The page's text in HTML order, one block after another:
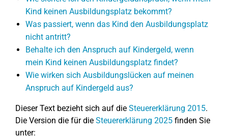
Kind keinen Ausbildungsplatz bekommt?
Was passiert, wenn das Kind den Ausbildungsplatz
nicht antritt?
Behalte ich den Anspruch auf Kindergeld, wenn
mein Kind keinen Ausbildungsplatz findet?
Wie wirken sich Ausbildungslücken auf meinen
Anspruch auf Kindergeld aus?
Dieser Text bezieht sich auf die Steuererklärung 2015.
Die Version die für die Steuererklärung 2025 finden Sie
unter: